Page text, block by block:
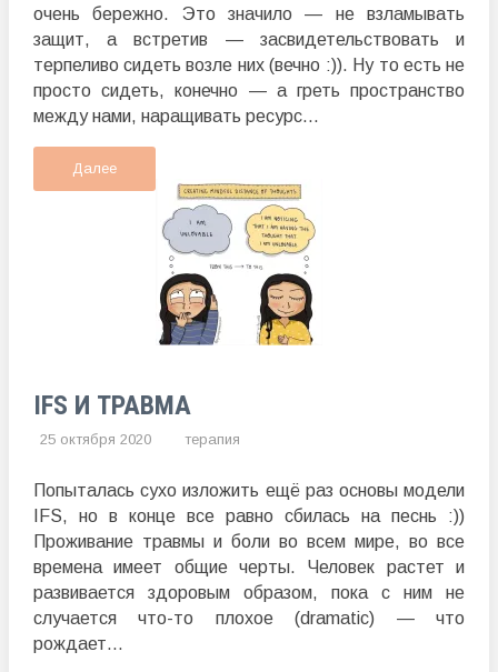
очень бережно. Это значило — не взламывать
защит, а встретив — засвидетельствовать и
терпеливо сидеть возле них (вечно :)). Ну то есть не
просто сидеть, конечно — а греть пространство
между нами, наращивать ресурс...
Далее
IFS И ТРАВМА
25 октября 2020 терапия
Попыталась сухо изложить ещё раз основы модели
IFS, но в конце все равно сбилась на песнь :))
Проживание травмы и боли во всем мире, во все
времена имеет общие черты. Человек растет и
развивается здоровым образом, пока с ним не
случается что-то плохое (dramatic) — что
рождает...